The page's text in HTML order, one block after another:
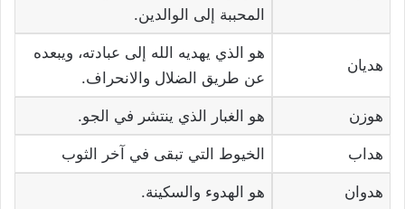
المحببة إلى الوالدين.
هديان
هو الذي يهديه الله إلى عبادته، ويبعده
عن طريق الضلال والانحراف.
هوزن هو الغبار الذي ينتشر في الجو.
هداب الخيوط التي تبقى في آخر الثوب
هدوان هو الهدوء والسكينة.